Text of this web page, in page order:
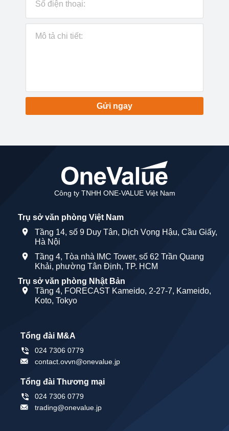
Gửi ngay
Công ty TNHH ONE-VALUE Việt Nam
Trụ sở văn phòng Việt Nam
Tầng 14, số 9 Duy Tân, Dịch Vọng Hậu, Cầu Giấy,
Hà Nội
Tầng 4, Tòa nhà IMC Tower, số 62 Trần Quang
Khải, phường Tân Định, TP. HCM
Trụ sở văn phòng Nhật Bản
Tầng 4, FORECAST Kameido, 2-27-7, Kameido,
Koto, Tokyo
Tổng đài M&A
024 7306 0779
contact.ovvn@onevalue.jp
Tổng đài Thương mại
024 7306 0779
trading@onevalue.jp